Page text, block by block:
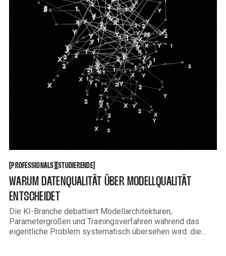
[PROFESSIONALS[ [STUDIERENDE[
WARUM DATENQUALITÄT ÜBER MODELLQUALITÄT
ENTSCHEIDET
Die KI-Branche debattiert Modellarchitekturen,
Parametergrößen und Trainingsverfahren während das
eigentliche Problem systematisch übersehen wird: die